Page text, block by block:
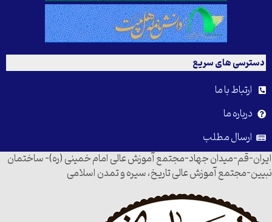
دسترسی های سریع
ارتباط با ما
درباره ما
ارسال مطلب
ایران-قم-میدان جهاد-مجتمع آموزش عالی امام خمینی (ره)- ساختمان
نبیین-مجتمع آموزش عالی تاریخ، سیره و تمدن اسلامی